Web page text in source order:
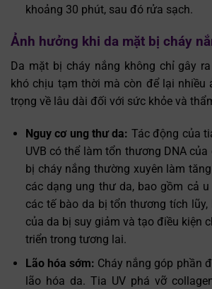
khoảng 30 phút, sau đó rửa sạch.
Ảnh hưởng khi da mặt bị cháy
Da mặt bị cháy nắng không chỉ gây
khó chịu tạm thời mà còn để lại nhiều
trọng về lâu dài đối với sức khỏe và
Nguy cơ ung thư da: Tác động của
UVB có thể làm tổn thương DNA
bị cháy nắng thường xuyên làm
các dạng ung thư da, bao gồm cả
các tế bào da bị tổn thương tích
của da bị suy giảm và tạo điều kiện
triển trong tương lai.
Lão hóa sớm: Cháy nắng góp phần
lão hóa da. Tia UV phá vỡ